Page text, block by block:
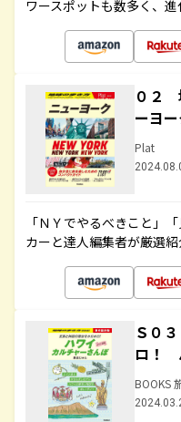
ワースポットも数多く、
０２
ーヨ
Plat
「ＮＹでやるべきこと」
カーと達人編集者が厳選
Ｓ０
ロ！
BOOKS